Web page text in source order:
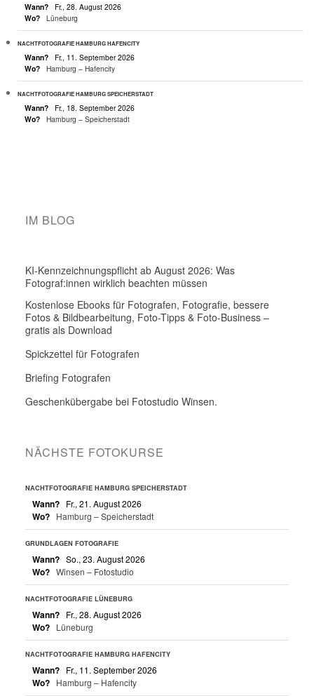
Wann?
Fr., 28. August 2026
Wo?
Lüneburg
NACHTFOTOGRAFIE HAMBURG HAFENCITY
Wann?
Fr., 11. September 2026
Wo?
Hamburg – Hafencity
NACHTFOTOGRAFIE HAMBURG SPEICHERSTADT
Wann?
Fr., 18. September 2026
Wo?
Hamburg – Speicherstadt
IM BLOG
KI-Kennzeichnungspflicht ab August 2026: Was
Fotograf:innen wirklich beachten müssen
Kostenlose Ebooks für Fotografen, Fotografie, bessere
Fotos & Bildbearbeitung, Foto-Tipps & Foto-Business –
gratis als Download
Spickzettel für Fotografen
Briefing Fotografen
Geschenkübergabe bei Fotostudio Winsen.
NÄCHSTE FOTOKURSE
NACHTFOTOGRAFIE HAMBURG SPEICHERSTADT
Wann? Fr., 21. August 2026
Wo? Hamburg – Speicherstadt
GRUNDLAGEN FOTOGRAFIE
Wann? So., 23. August 2026
Wo? Winsen – Fotostudio
NACHTFOTOGRAFIE LÜNEBURG
Wann? Fr., 28. August 2026
Wo? Lüneburg
NACHTFOTOGRAFIE HAMBURG HAFENCITY
Wann? Fr., 11. September 2026
Wo? Hamburg – Hafencity